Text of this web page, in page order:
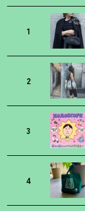
1
2
3
4